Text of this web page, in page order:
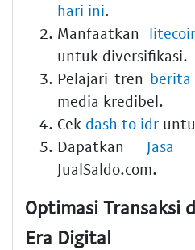
hari ini.
Manfaatkan
untuk diversifikasi.
Pelajari tren berita
media kredibel.
Cek dash to idr
Dapatkan Jasa
JualSaldo.com.
Optimasi Transaksi
Era Digital